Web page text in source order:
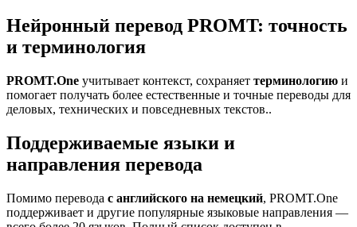
Нейронный перевод PROMT: точность
и терминология
PROMT.One учитывает контекст, сохраняет терминологию и
помогает получать более естественные и точные переводы для
деловых, технических и повседневных текстов..
Поддерживаемые языки и
направления перевода
Помимо перевода с английского на немецкий, PROMT.One
поддерживает и другие популярные языковые направления —